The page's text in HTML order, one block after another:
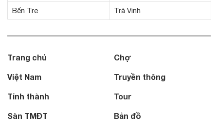
Bến Tre Trà Vinh
Trang chủ
Việt Nam
Tỉnh thành
Sàn TMĐT
Chợ
Truyền thông
Tour
Bản đồ